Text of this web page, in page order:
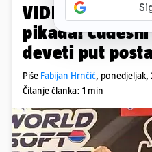
VIDEO Boro,
pikada!
deveti put
Piše Fabijan Hrnčić, ponedjeljak,
Čitanje članka: 1 min